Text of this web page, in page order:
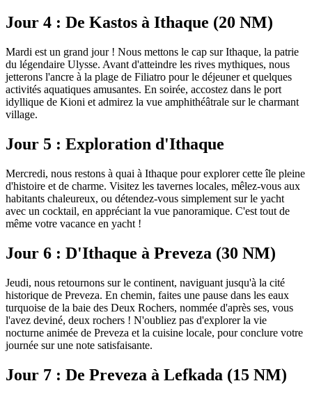
Jour 4 : De Kastos à Ithaque (20 NM)
Mardi est un grand jour ! Nous mettons le cap sur Ithaque, la patrie
du légendaire Ulysse. Avant d'atteindre les rives mythiques, nous
jetterons l'ancre à la plage de Filiatro pour le déjeuner et quelques
activités aquatiques amusantes. En soirée, accostez dans le port
idyllique de Kioni et admirez la vue amphithéâtrale sur le charmant
village.
Jour 5 : Exploration d'Ithaque
Mercredi, nous restons à quai à Ithaque pour explorer cette île pleine
d'histoire et de charme. Visitez les tavernes locales, mêlez-vous aux
habitants chaleureux, ou détendez-vous simplement sur le yacht
avec un cocktail, en appréciant la vue panoramique. C'est tout de
même votre vacance en yacht !
Jour 6 : D'Ithaque à Preveza (30 NM)
Jeudi, nous retournons sur le continent, naviguant jusqu'à la cité
historique de Preveza. En chemin, faites une pause dans les eaux
turquoise de la baie des Deux Rochers, nommée d'après ses, vous
l'avez deviné, deux rochers ! N'oubliez pas d'explorer la vie
nocturne animée de Preveza et la cuisine locale, pour conclure votre
journée sur une note satisfaisante.
Jour 7 : De Preveza à Lefkada (15 NM)